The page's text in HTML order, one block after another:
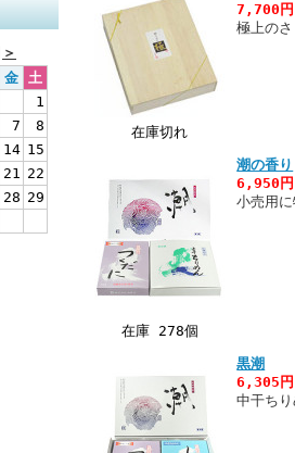
＞
金 土
1
7
8
14 15
21 22
28 29
在庫切れ
7,700
極上の
在庫 278個
潮の香り
6,950
小売用
黒潮
6,305
中干ち